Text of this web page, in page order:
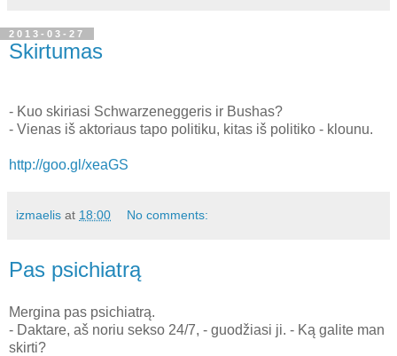
2013-03-27
Skirtumas
- Kuo skiriasi Schwarzeneggeris ir Bushas?
- Vienas iš aktoriaus tapo politiku, kitas iš politiko - klounu.
http://goo.gl/xeaGS
izmaelis at 18:00 No comments:
Pas psichiatrą
Mergina pas psichiatrą.
- Daktare, aš noriu sekso 24/7, - guodžiasi ji. - Ką galite man
skirti?